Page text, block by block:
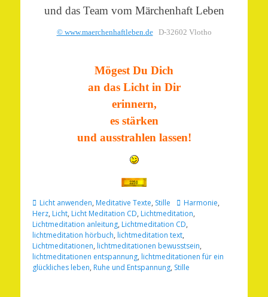
und das Team vom Märchenhaft Leben
© www.maerchenhaftleben.deD-32602 Vlotho
Mögest Du Dich
an das Licht in Dir
erinnern,
es stärken
und ausstrahlen lassen!
Kategorien
Licht anwenden, Meditative Texte, Stille Schlagworte
Harmonie,
Herz, Licht, Licht Meditation CD, Lichtmeditation,
Lichtmeditation anleitung, Lichtmeditation CD,
lichtmeditation hörbuch, lichtmeditation text,
Lichtmeditationen, lichtmeditationen bewusstsein,
lichtmeditationen entspannung, lichtmeditationen für ein
glückliches leben, Ruhe und Entspannung, Stille